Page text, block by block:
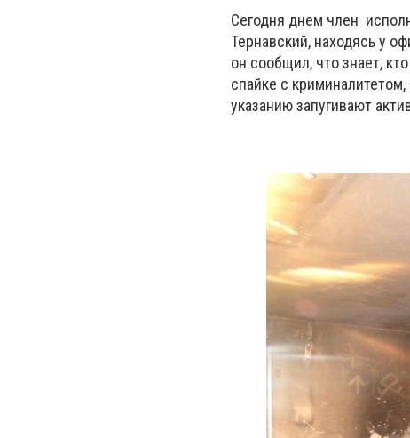
Сегодня днем член
Тернавский, находясь у
он сообщил, что знает,
спайке с
указанию запугивают